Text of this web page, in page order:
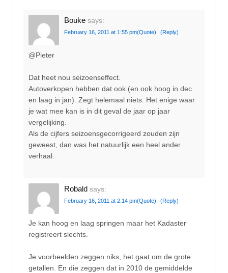
Bouke says:
February 16, 2011 at 1:55 pm(Quote) (Reply)
@Pieter
Dat heet nou seizoenseffect.
Autoverkopen hebben dat ook (en ook hoog in dec
en laag in jan). Zegt helemaal niets. Het enige waar
je wat mee kan is in dit geval de jaar op jaar
vergelijking.
Als de cijfers seizoensgecorrigeerd zouden zijn
geweest, dan was het natuurlijk een heel ander
verhaal.
Robald says:
February 16, 2011 at 2:14 pm(Quote) (Reply)
Je kan hoog en laag springen maar het Kadaster
registreert slechts.
Je voorbeelden zeggen niks, het gaat om de grote
getallen. En die zeggen dat in 2010 de gemiddelde